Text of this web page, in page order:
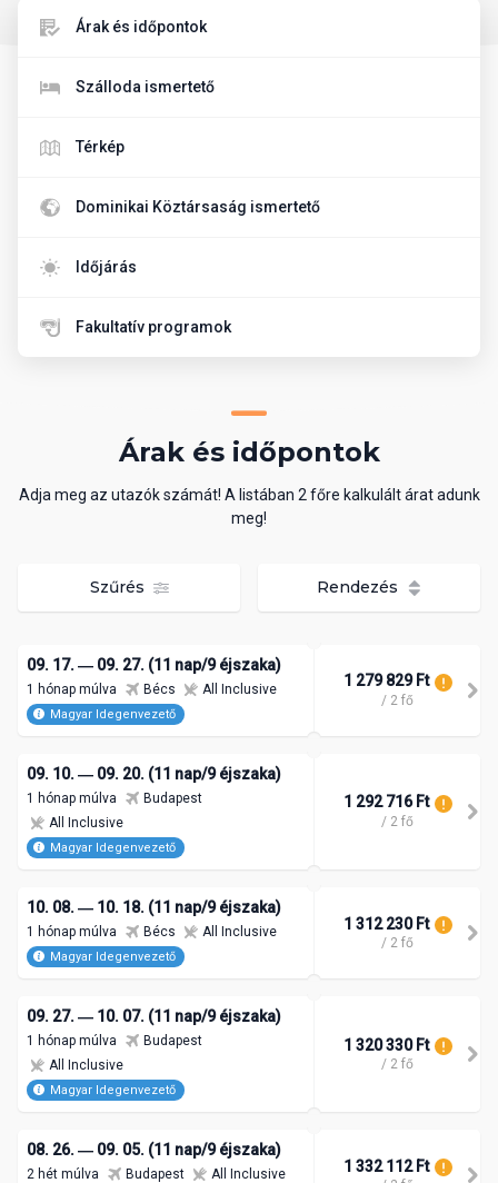
Árak és időpontok
Szálloda ismertető
Térkép
Dominikai Köztársaság ismertető
Időjárás
Fakultatív programok
Árak és időpontok
Adja meg az utazók számát! A listában 2 főre kalkulált árat adunk
meg!
Szűrés Rendezés
09. 17. ― 09. 27. (11 nap/9 éjszaka)
1 hónap múlva Bécs All Inclusive
Magyar Idegenvezető
1 279 829 Ft
/ 2 fő
09. 10. ― 09. 20. (11 nap/9 éjszaka)
1 hónap múlva
Budapest
All Inclusive
Magyar Idegenvezető
1 292 716 Ft
/ 2 fő
10. 08. ― 10. 18. (11 nap/9 éjszaka)
1 hónap múlva Bécs All Inclusive
Magyar Idegenvezető
1 312 230 Ft
/ 2 fő
09. 27. ― 10. 07. (11 nap/9 éjszaka)
1 hónap múlva
Budapest
All Inclusive
Magyar Idegenvezető
1 320 330 Ft
/ 2 fő
08. 26. ― 09. 05. (11 nap/9 éjszaka)
2 hét múlva Budapest All Inclusive 1 332 112 Ft